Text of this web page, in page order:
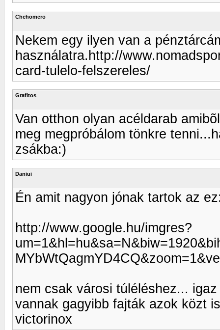
Chehomero
Nekem egy ilyen van a
használatra.http://
card-tulelo-felszereles/
Grafitos
Van otthon olyan acéldarab
meg megpróbálom tönkre
zsákba:)
Daniui
Én amit nagyon jónak tartok az
http://www.google.hu/imgres?
nem csak városi túléléshez...
vannak gagyibb fajták azok közt
victorinox